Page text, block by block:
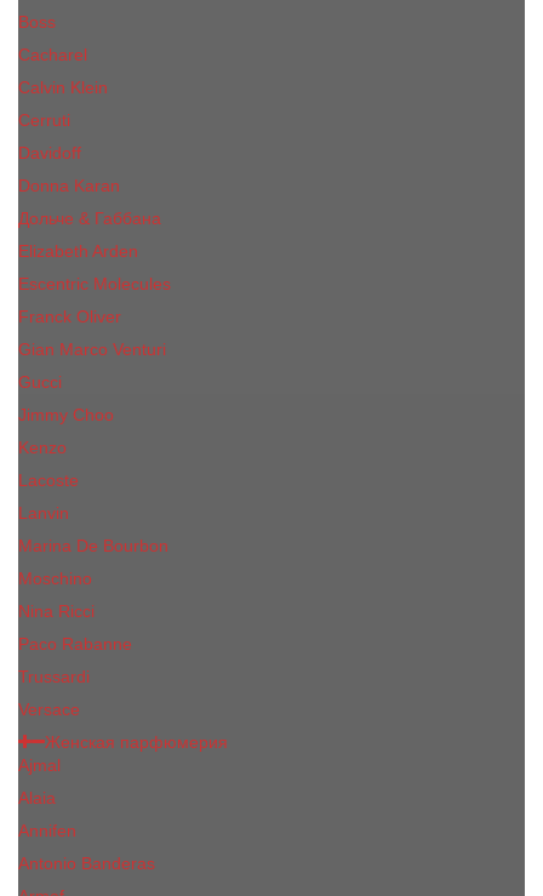
Boss
Cacharel
Calvin Klein
Cerruti
Davidoff
Donna Karan
Дольче & Габбана
Elizabeth Arden
Escentric Molecules
Franck Oliver
Gian Marco Venturi
Gucci
Jimmy Choo
Kenzo
Lacoste
Lanvin
Marina De Bourbon
Moschino
Nina Ricci
Paco Rabanne
Trussardi
Versace
Женская парфюмерия
Ajmal
Alaia
Annifen
Antonio Banderas